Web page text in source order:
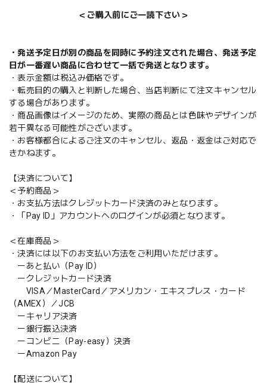
＜ご購入前にご一読下さい＞
・発送予定日が別の商品を同時に予約注文された場合、発送予定
日が一番遅い商品に合わせて一括で発送となります。
・表示金額は税込み価格です。
・転売目的の購入と判断した場合、当店判断にて注文キャンセル
する場合があります。
・商品画像はイメージのため、実際の商品とは色味やデザインが
若干異なる可能性がございます。
・お客様都合によるご注文のキャンセル、返品・返金はご対応で
きかねます。
【決済について】
＜予約商品＞
・お支払方法はクレジットカード決済のみとなります。
・「Pay ID」アカウントへのログインが必須となります。
＜在庫商品＞
・決済には以下のお支払い方法をご利用いただけます。
ーあと払い（Pay ID）
ークレジットカード決済
VISA／MasterCard／アメリカン・エキスプレス・カード
（AMEX）／JCB
ーキャリア決済
ー銀行振込決済
ーコンビニ（Pay-easy）決済
ーAmazon Pay
【配送について】